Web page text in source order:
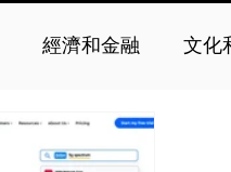
經濟和金融 文化